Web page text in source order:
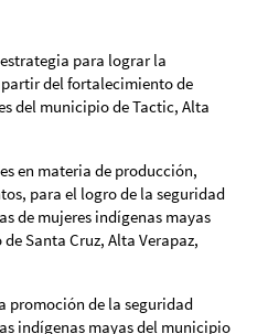
para lograr la
del fortalecimiento de
del municipio de Tactic, Alta
en materia de producción,
para el logro de la seguridad
de mujeres indígenas mayas
Santa Cruz, Alta Verapaz,
promoción de la seguridad
indígenas mayas del municipio